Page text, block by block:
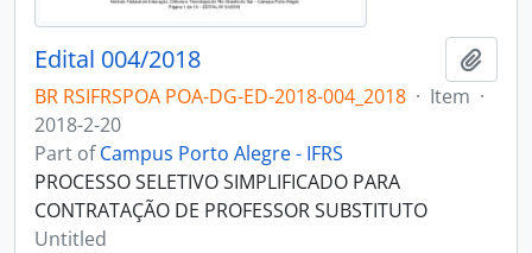
Edital 004/2018
BR RSIFRSPOA POA-DG-ED-2018-004_2018 · Item ·
2018-2-20
Part ofCampus Porto Alegre - IFRS
PROCESSO SELETIVO SIMPLIFICADO PARA
CONTRATAÇÃO DE PROFESSOR SUBSTITUTO
Untitled